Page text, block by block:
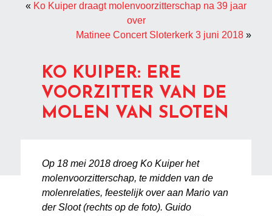
« Ko Kuiper draagt molenvoorzitterschap na 39 jaar
over
Matinee Concert Sloterkerk 3 juni 2018»
KO KUIPER: ERE
VOORZITTER VAN DE
MOLEN VAN SLOTEN
Op 18 mei 2018 droeg Ko Kuiper het
molenvoorzitterschap, te midden van de
molenrelaties, feestelijk over aan Mario van
der Sloot (rechts op de foto). Guido